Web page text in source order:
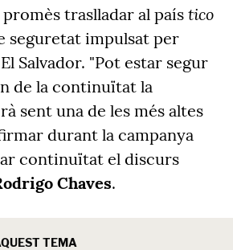
promès traslladar al país tico
seguretat impulsat per
Salvador. "Pot estar segur
de la continuïtat la
sent una de les més altes
durant la campanya
continuïtat el discurs
Chaves.
TEMA